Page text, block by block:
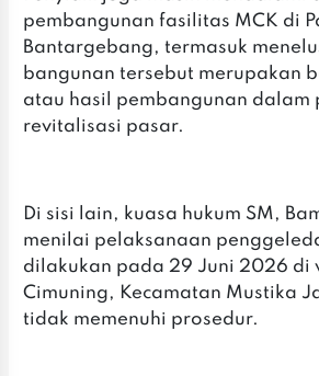
pembangunan fasilitas MCK di
Bantargebang, termasuk
bangunan tersebut merupakan
atau hasil pembangunan dalam
revitalisasi pasar.
Di sisi lain, kuasa hukum SM,
menilai pelaksanaan
dilakukan pada 29 Juni 2026 di
Cimuning, Kecamatan Mustika
tidak memenuhi prosedur.